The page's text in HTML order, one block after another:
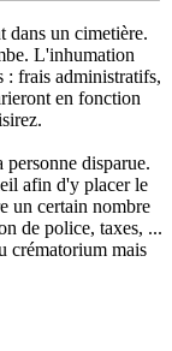
dans un cimetière.
L'inhumation
: frais administratifs,
en fonction
disparue.
afin d'y placer le
un certain nombre
de police, taxes, ...
crématorium mais